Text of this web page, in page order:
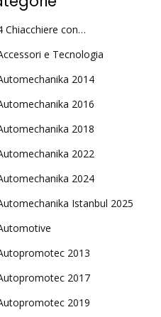
Chiacchiere con…
e Tecnologia
2014
2016
2018
2022
2024
Istanbul 2025
2013
2017
2019